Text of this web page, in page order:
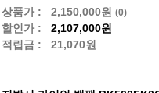
상품가 : 2,150,000원 (0)
할인가 :
2,107,000원
적립금 :
21,070원